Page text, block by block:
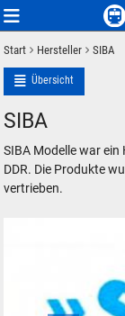
Start Hersteller SIBA
Übersicht
SIBA
SIBA Modelle war
DDR. Die Produkte
vertrieben.